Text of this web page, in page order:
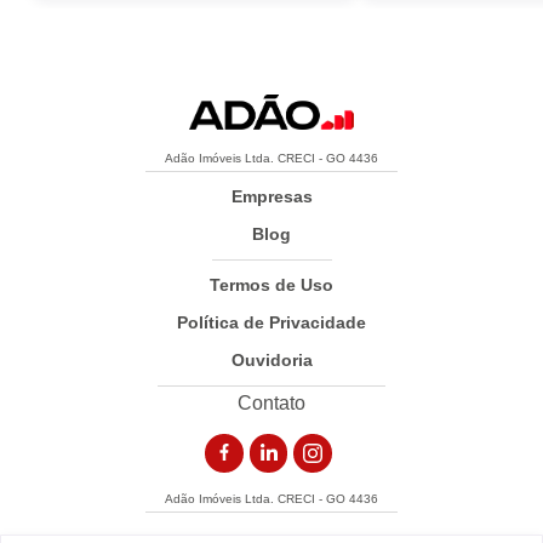
Adão Imóveis Ltda. CRECI - GO 4436
Empresas
Blog
Termos de Uso
Política de Privacidade
Ouvidoria
Contato
Adão Imóveis Ltda. CRECI - GO 4436